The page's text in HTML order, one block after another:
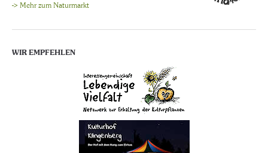
-> Mehr zum Naturmarkt
WIR EMPFEHLEN